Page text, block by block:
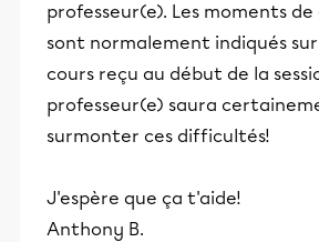
professeur(e). Les moments
sont normalement indiqués
cours reçu au début de la
professeur(e) saura
surmonter ces difficultés!
J'espère que ça t'aide!
Anthony B.